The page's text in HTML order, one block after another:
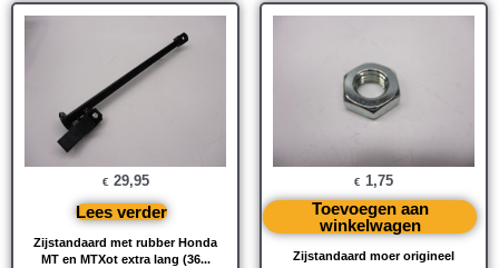
Zijstandaard met rubber Honda
MT en MTXot extra lang (36...
€ 29,95
Lees verder
Zijstandaard moer origineel
€ 1,75
Toevoegen aan
winkelwagen